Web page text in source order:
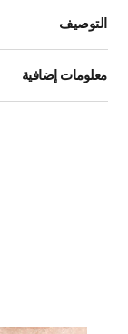
التوصيف
معلومات إضافية